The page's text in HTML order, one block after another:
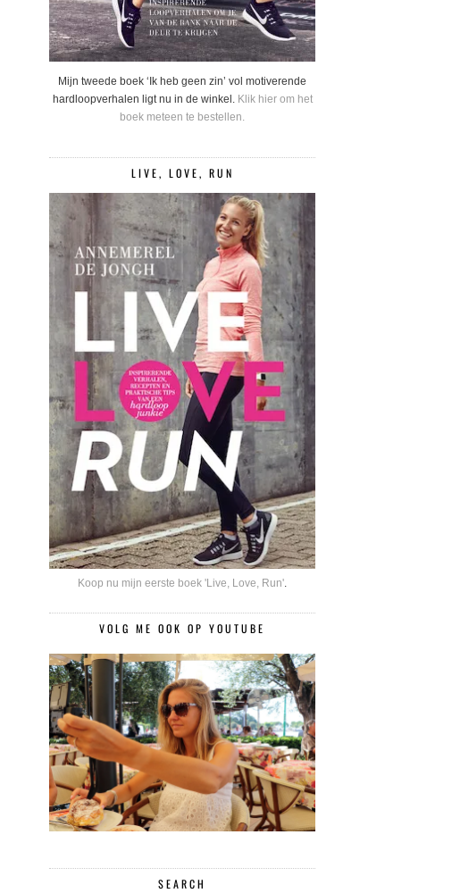
Mijn tweede boek ‘Ik heb geen zin’ vol motiverende
hardloopverhalen ligt nu in de winkel. Klik hier om het
boek meteen te bestellen.
LIVE, LOVE, RUN
Koop nu mijn eerste boek 'Live, Love, Run'.
VOLG ME OOK OP YOUTUBE
SEARCH